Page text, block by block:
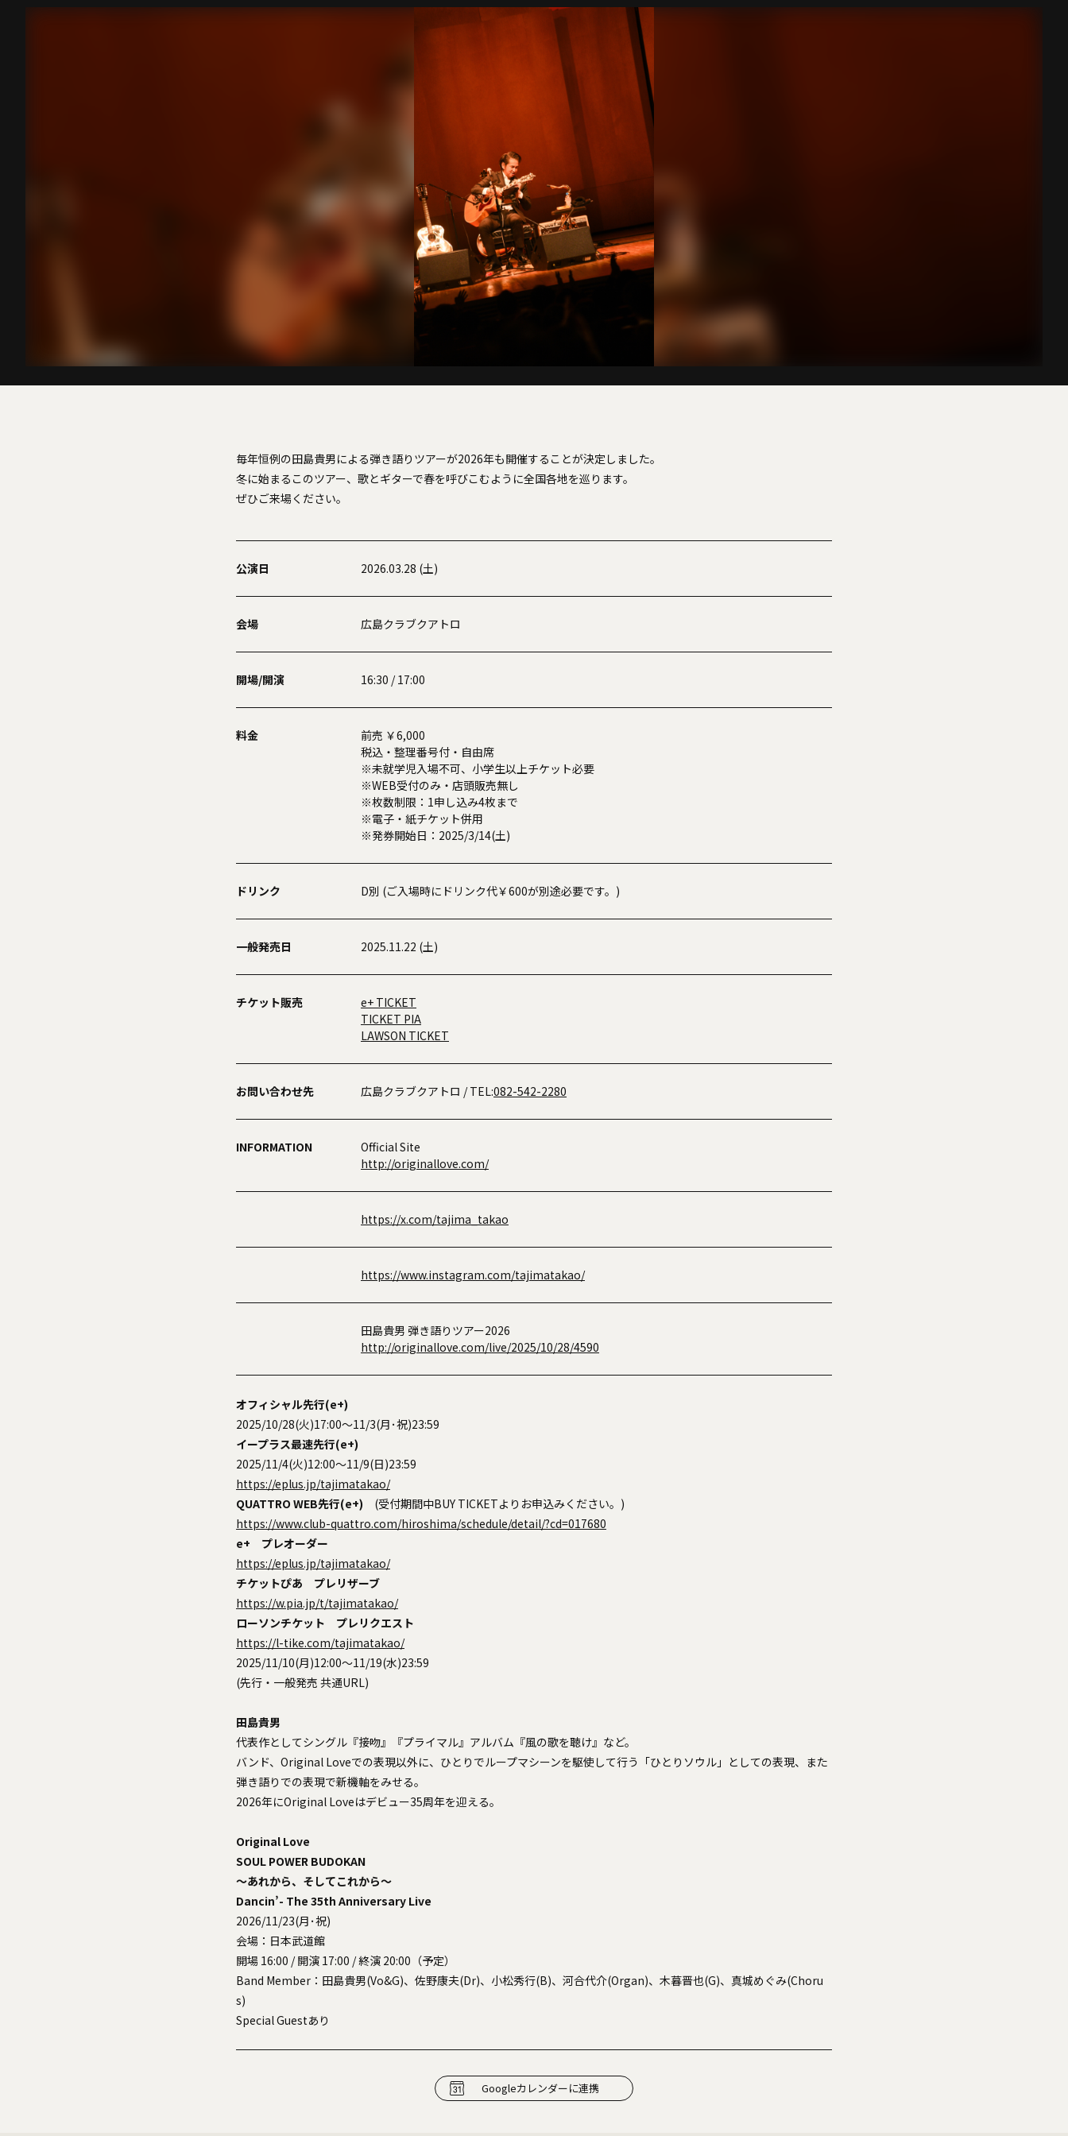
毎年恒例の田島貴男による弾き語りツアーが2026年も開催することが決定しました。
冬に始まるこのツアー、歌とギターで春を呼びこむように全国各地を巡ります。
ぜひご来場ください。
公演日 2026.03.28 (土)
会場 広島クラブクアトロ
開場/開演 16:30 / 17:00
料金
前売 ￥6,000
税込・整理番号付・自由席
※未就学児入場不可、小学生以上チケット必要
※WEB受付のみ・店頭販売無し
※枚数制限：1申し込み4枚まで
※電子・紙チケット併用
※発券開始日：2025/3/14(土)
ドリンク D別 (ご入場時にドリンク代￥600が別途必要です。)
一般発売日 2025.11.22 (土)
チケット販売
e+ TICKET
TICKET PIA
LAWSON TICKET
お問い合わせ先 広島クラブクアトロ / TEL:082-542-2280
INFORMATION
Official Site
http://originallove.com/
https://x.com/tajima_takao
https://www.instagram.com/tajimatakao/
田島貴男 弾き語りツアー2026
http://originallove.com/live/2025/10/28/4590
オフィシャル先行(e+)
2025/10/28(火)17:00～11/3(月･祝)23:59
イープラス最速先行(e+)
2025/11/4(火)12:00～11/9(日)23:59
https://eplus.jp/tajimatakao/
QUATTRO WEB先行(e+) (受付期間中BUY TICKETよりお申込みください。)
https://www.club-quattro.com/hiroshima/schedule/detail/?cd=017680
e+ プレオーダー
https://eplus.jp/tajimatakao/
チケットぴあ プレリザーブ
https://w.pia.jp/t/tajimatakao/
ローソンチケット プレリクエスト
https://l-tike.com/tajimatakao/
2025/11/10(月)12:00～11/19(水)23:59
(先行・一般発売 共通URL)
田島貴男
代表作としてシングル『接吻』『プライマル』アルバム『風の歌を聴け』など。
バンド、Original Loveでの表現以外に、ひとりでループマシーンを駆使して行う「ひとりソウル」としての表現、また
弾き語りでの表現で新機軸をみせる。
2026年にOriginal Loveはデビュー35周年を迎える。
Original Love
SOUL POWER BUDOKAN
〜あれから、そしてこれから〜
Dancin’- The 35th Anniversary Live
2026/11/23(月･祝)
会場：日本武道館
開場 16:00 / 開演 17:00 / 終演 20:00（予定）
Band Member：田島貴男(Vo&G)、佐野康夫(Dr)、小松秀行(B)、河合代介(Organ)、木暮晋也(G)、真城めぐみ(Choru
s)
Special Guestあり
Googleカレンダーに連携